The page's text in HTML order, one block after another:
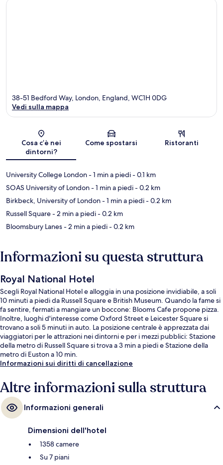
Mappa
38-51 Bedford Way, London, England, WC1H 0DG
Vedi sulla mappa
Cosa c’è nei
dintorni?
Come spostarsi Ristoranti
University College London- 1 min a piedi- 0.1 km
SOAS University of London- 1 min a piedi- 0.2 km
Birkbeck, University of London- 1 min a piedi- 0.2 km
Russell Square- 2 min a piedi- 0.2 km
Bloomsbury Lanes- 2 min a piedi- 0.2 km
Informazioni su questa struttura
Royal National Hotel
Scegli Royal National Hotel e alloggia in una posizione invidiabile, a soli
10 minuti a piedi da Russell Square e British Museum. Quando la fame si
fa sentire, fermati a mangiare un boccone: Blooms Cafe propone pizza.
Inoltre, luoghi d'interesse come Oxford Street e Leicester Square si
trovano a soli 5 minuti in auto. La posizione centrale è apprezzata dai
viaggiatori per le attrazioni nei dintorni e per i mezzi pubblici: Stazione
della metro di Russell Square si trova a 3 min a piedi e Stazione della
metro di Euston a 10 min.
Informazioni sui diritti di cancellazione
Altre informazioni sulla struttura
Informazioni generali
Dimensioni dell'hotel
1358 camere
Su 7 piani